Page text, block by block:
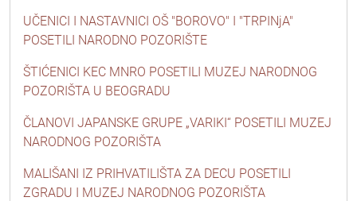
UČENICI I NASTAVNICI OŠ "BOROVO" I "TRPINjA"
POSETILI NARODNO POZORIŠTE
ŠTIĆENICI KEC MNRO POSETILI MUZEJ NARODNOG
POZORIŠTA U BEOGRADU
ČLANOVI JAPANSKE GRUPE „VARIKI“ POSETILI MUZEJ
NARODNOG POZORIŠTA
MALIŠANI IZ PRIHVATILIŠTA ZA DECU POSETILI
ZGRADU I MUZEJ NARODNOG POZORIŠTA